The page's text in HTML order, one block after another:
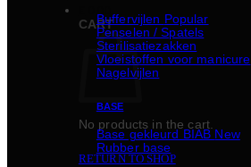
CART
No products in the cart.
RETURN TO SHOP
Buffervijlen
Penselen / Spatels
Sterilisatiezakken
Vloeistoffen voor manicure
Nagelvijlen
BASE
Basе gekleurd BIAB
Rubber basе